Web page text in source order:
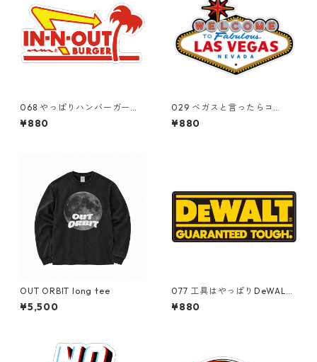
068 やっぱりハンバーガーは
ココ！In-N-Out Burger "C
alifornia Market Center"
¥880
029 ベガスと言ったらコ
レ。"California Market Cent
er" アメリカンステッカー
¥880
OUT ORBIT long tee
¥5,500
077 工具はやっぱりDeWAL
T！ "California Market Cent
er" アメリカンステッカー
¥880